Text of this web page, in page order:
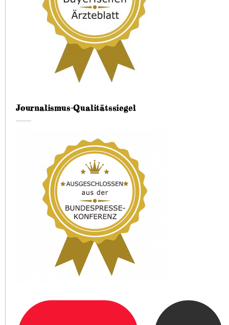
Journalismus-Qualitätssiegel